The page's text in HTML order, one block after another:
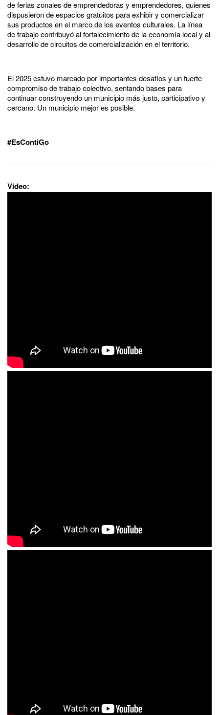
de ferias zonales de emprendedoras y emprendedores, quienes
dispusieron de espacios gratuitos para exhibir y comercializar
sus productos en el marco de los eventos culturales. La línea
de trabajo contribuyó al fortalecimiento de la economía local y al
desarrollo de circuitos de comercialización en el territorio.
El 2025 estuvo marcado por importantes desafíos y un fuerte
compromiso de trabajo colectivo, sentando bases para
continuar construyendo un municipio más justo, participativo y
cercano. Un municipio mejor es posible.
#EsContiGo
Video: